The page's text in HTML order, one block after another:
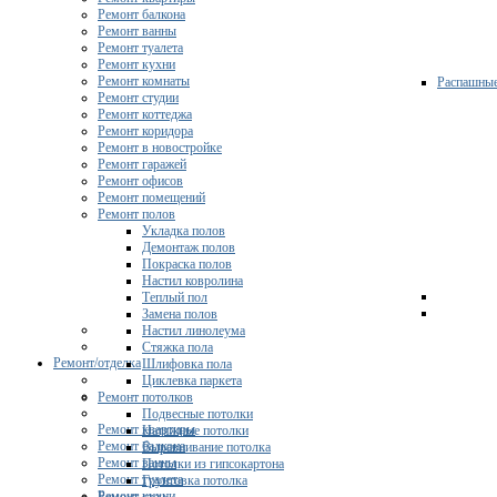
Ремонт/отделка
Ремонт квартиры
Ремонт балкона
Ремонт ванны
Ремонт туалета
Ремонт балкона
Ремонт ванны
Ремонт туалета
Ремонт кухни
Ремонт комнаты
Ремонт студии
Ремонт коттеджа
Ремонт коридора
Ремонт в новостройке
Ремонт гаражей
Ремонт офисов
Ремонт помещений
Ремонт полов
Укладка полов
Демонтаж полов
Покраска полов
Настил ковролина
Теплый пол
Замена полов
Настил линолеума
Стяжка пола
Шлифовка пола
Циклевка паркета
Ремонт потолков
Подвесные потолки
Натяжные потолки
Выравнивание потолка
Потолки из гипсокартона
Грунтовка потолка